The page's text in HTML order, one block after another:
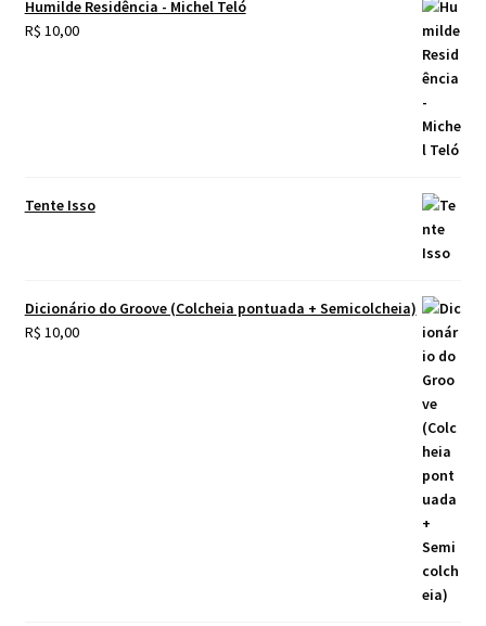
Humilde Residência - Michel Teló
R$ 10,00
Tente Isso
Dicionário do Groove (Colcheia pontuada + Semicolcheia)
R$ 10,00